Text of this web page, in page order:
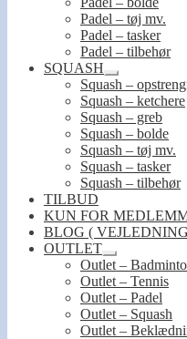
Padel – tøj mv.
Padel – tasker
Padel – tilbehør
SQUASH
Udfold
undermenu
Squash –
Squash – ketchere
Squash – greb
Squash – bolde
Squash – tøj mv.
Squash – tasker
Squash – tilbehør
TILBUD
KUN FOR
BLOG (
OUTLET
Udfold
undermenu
Outlet –
Outlet – Tennis
Outlet – Padel
Outlet – Squash
Outlet –